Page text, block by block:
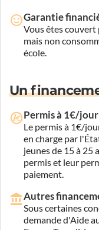
Garantie
Vous êtes couvert
mais non
école.
Un
Permis à 1€/jour
Le permis à 1€/
en charge par
jeunes de 15 à 25
permis et leur
paiement.
Autres
Sous certaines
demande d'Aide